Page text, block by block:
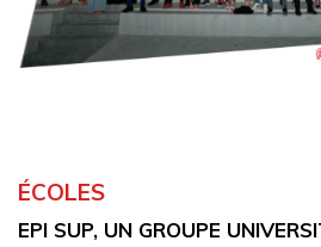
ÉCOLES
EPI SUP, UN GROUPE